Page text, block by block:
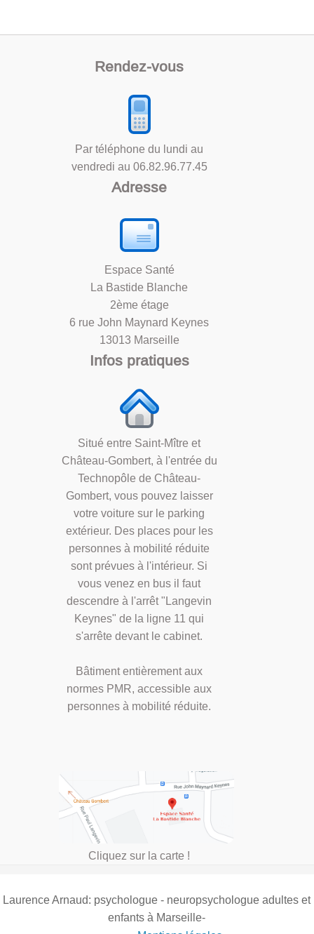
Rendez-vous
Par téléphone du lundi au
vendredi au 06.82.96.77.45
Adresse
Espace Santé
La Bastide Blanche
2ème étage
6 rue John Maynard Keynes
13013 Marseille
Infos pratiques
Situé entre Saint-Mître et
Château-Gombert, à l'entrée du
Technopôle de Château-
Gombert, vous pouvez laisser
votre voiture sur le parking
extérieur. Des places pour les
personnes à mobilité réduite
sont prévues à l'intérieur. Si
vous venez en bus il faut
descendre à l'arrêt "Langevin
Keynes" de la ligne 11 qui
s'arrête devant le cabinet.
Bâtiment entièrement aux
normes PMR, accessible aux
personnes à mobilité réduite.
Cliquez sur la carte !
Laurence Arnaud: psychologue - neuropsychologue adultes et
enfants à Marseille-